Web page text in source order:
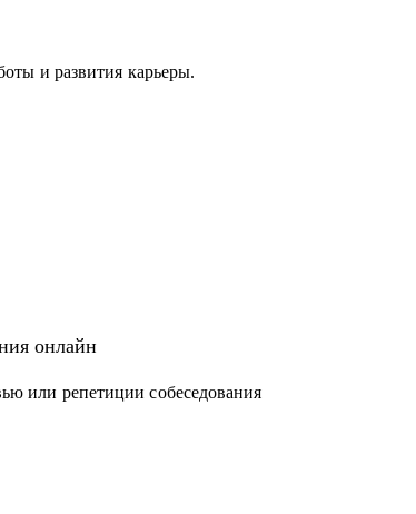
и развития карьеры.
онлайн
или репетиции собеседования